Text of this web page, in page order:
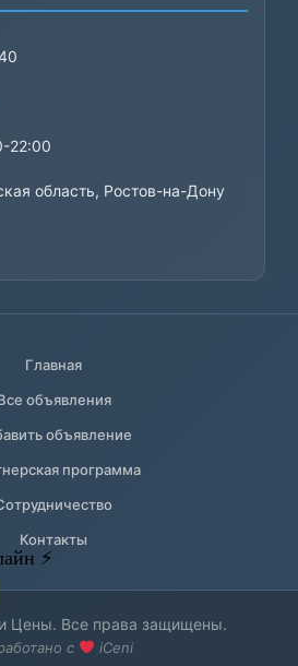
22:00
область, Ростов-на-Дону
Главная
объявления
объявление
программа
Контакты
Цены. Все права защищены.
с iCeni